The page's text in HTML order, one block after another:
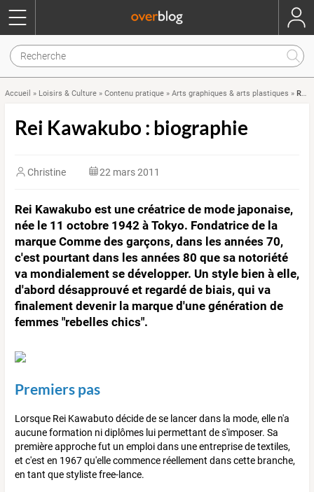
Accueil » Loisirs & Culture » Contenu pratique » Arts graphiques & arts plastiques » Rei Kawakubo : biographie
Rei Kawakubo : biographie
Christine 22 mars 2011
Rei Kawakubo est une créatrice de mode japonaise,
née le 11 octobre 1942 à Tokyo. Fondatrice de la
marque Comme des garçons, dans les années 70,
c'est pourtant dans les années 80 que sa notoriété
va mondialement se développer. Un style bien à elle,
d'abord désapprouvé et regardé de biais, qui va
finalement devenir la marque d'une génération de
femmes "rebelles chics".
Premiers pas
Lorsque Rei Kawabuto décide de se lancer dans la mode, elle n'a
aucune formation ni diplômes lui permettant de s'imposer. Sa
première approche fut un emploi dans une entreprise de textiles,
et c'est en 1967 qu'elle commence réellement dans cette branche,
en tant que styliste free-lance.